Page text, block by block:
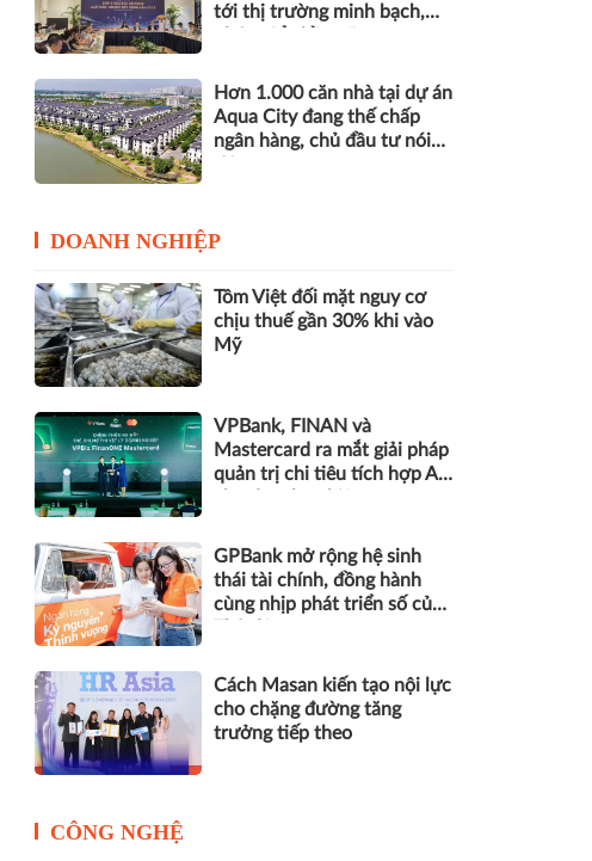
tới thị trường minh bạch,
Hơn 1.000 căn nhà tại dự án
Aqua City đang thế chấp
ngân hàng, chủ đầu tư nói
DOANH NGHIỆP
Tôm Việt đối mặt nguy cơ
chịu thuế gần 30% khi vào
Mỹ
VPBank, FINAN và
Mastercard ra mắt giải pháp
quản trị chi tiêu tích hợp AI
GPBank mở rộng hệ sinh
thái tài chính, đồng hành
cùng nhịp phát triển số của
Cách Masan kiến tạo nội lực
cho chặng đường tăng
trưởng tiếp theo
CÔNG NGHỆ